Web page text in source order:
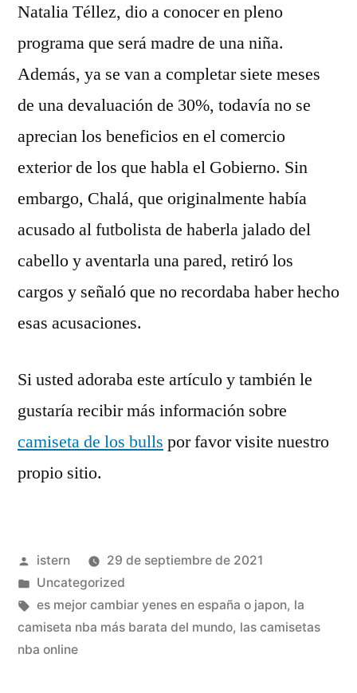
Natalia Téllez, dio a conocer en pleno
programa que será madre de una niña.
Además, ya se van a completar siete meses
de una devaluación de 30%, todavía no se
aprecian los beneficios en el comercio
exterior de los que habla el Gobierno. Sin
embargo, Chalá, que originalmente había
acusado al futbolista de haberla jalado del
cabello y aventarla una pared, retiró los
cargos y señaló que no recordaba haber hecho
esas acusaciones.
Si usted adoraba este artículo y también le
gustaría recibir más información sobre
camiseta de los bulls por favor visite nuestro
propio sitio.
Publicado
por
istern
29 de septiembre de 2021
Publicado
en
Uncategorized
Etiquetas:
es mejor cambiar yenes en españa o japon, la
camiseta nba más barata del mundo, las camisetas
nba online